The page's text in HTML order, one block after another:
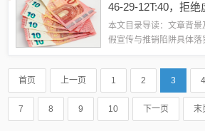
46-29-12T:40，拒
本文目录导读：文章背
假宣传与推销陷阱具体
背景及关键词解析我们注
澳2025今晚开奖资料大
首页 上一页 1 2 3 4
7 8 9 10 下一页 末